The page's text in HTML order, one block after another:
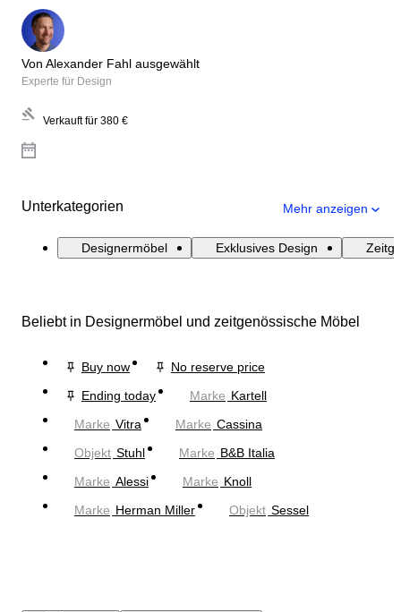
Von Alexander Fahl ausgewählt
Experte für Design
Verkauft für 380 €
Unterkategorien Mehr anzeigen
Designermöbel Exklusives Design
Beliebt in Designermöbel und zeitgenössische Möbel
Buy now
No reserve price
Ending today
Marke Kartell
Marke Vitra Marke Cassina
Objekt Stuhl Marke B&B Italia
Marke Alessi Marke Knoll
Marke Herman Miller Objekt Sessel